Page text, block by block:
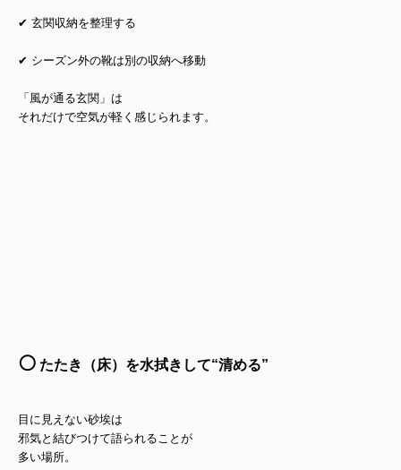
✔ 玄関収納を整理する
✔ シーズン外の靴は別の収納へ移動
「風が通る玄関」は
それだけで空気が軽く感じられます。
⚪️ たたき（床）を水拭きして“清める”
目に見えない砂埃は
邪気と結びつけて語られることが
多い場所。